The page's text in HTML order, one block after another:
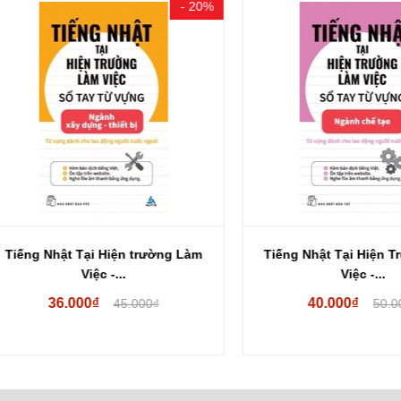
- 20%
Nhật Tại Hiện trường Làm
Việc -...
36.000₫ 45.000₫
Tiếng Nhật Tại Hiện
Việc -...
40.000₫ 50.000₫